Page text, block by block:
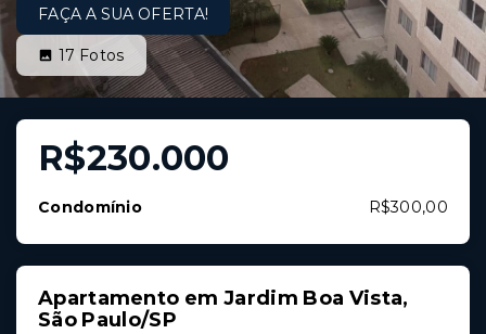
FAÇA A SUA OFERTA!
17 Fotos
R$230.000
Condomínio R$300,00
Apartamento em Jardim Boa Vista,
São Paulo/SP